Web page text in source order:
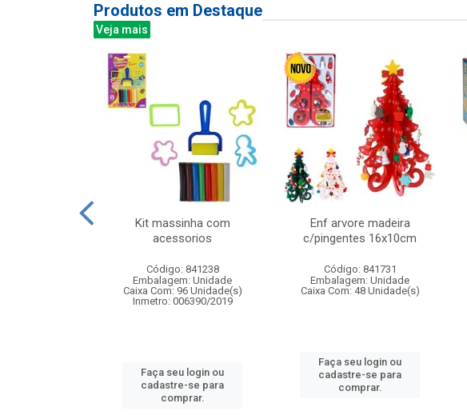
Produtos em Destaque
Veja mais
Kit massinha com
acessorios
Código: 841238
Embalagem: Unidade
Caixa Com: 96 Unidade(s)
Inmetro: 006390/2019
Faça seu login ou
cadastre-se para
comprar.
Enf arvore madeira
c/pingentes 16x10cm
Código: 841731
Embalagem: Unidade
Caixa Com: 48 Unidade(s)
Faça seu login ou
cadastre-se para
comprar.